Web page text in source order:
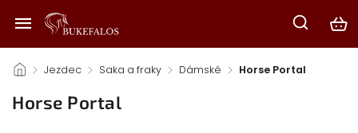
/ Jezdec / Saka a fraky / Dámské / Horse Portal
Horse Portal